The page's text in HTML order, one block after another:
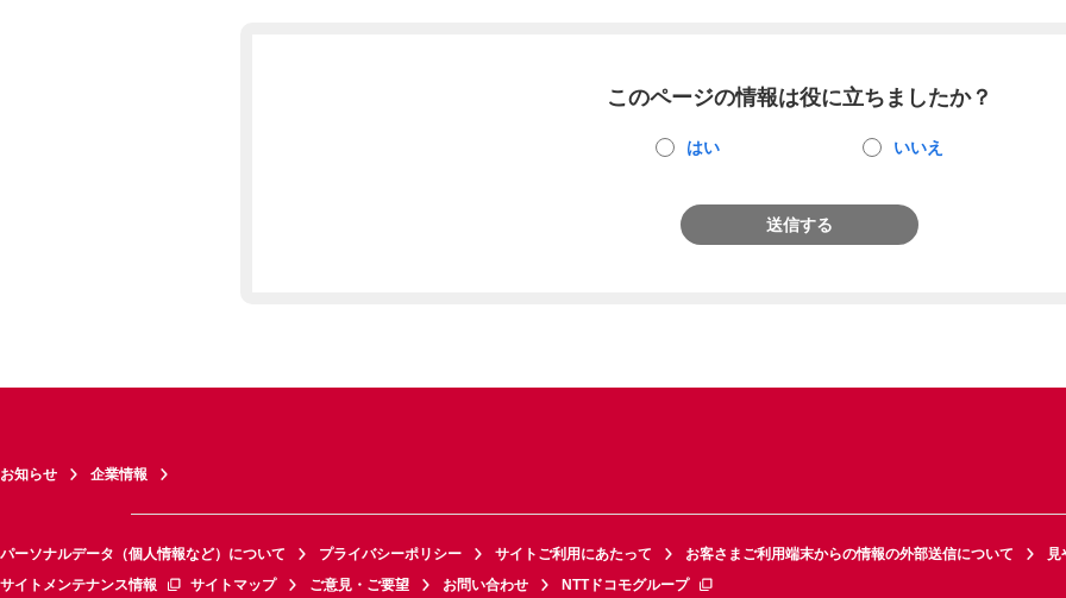
このページの情報は役に立ちましたか？
はい いいえ
送信する
お知らせ 企業情報
パーソナルデータ（個人情報など）について プライバシーポリシー サイトご利用にあたって お客さまご利用端末からの情報の外部送信について
見
サイトメンテナンス情報
サイトマップ ご意見・ご要望 お問い合わせ NTTドコモグループ